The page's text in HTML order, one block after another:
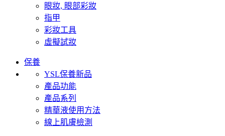
眼妝, 眼部彩妝
指甲
彩妝工具
虛擬試妝
保養
YSL保養新品
產品功能
產品系列
精華液使用方法
線上肌膚檢測